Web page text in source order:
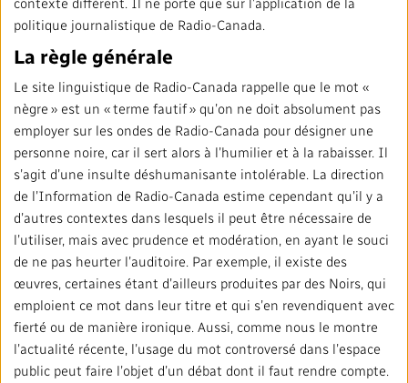
politique journalistique de Radio-Canada.
La règle générale
Le site linguistique de Radio-Canada rappelle que le mot «
nègre » est un « terme fautif » qu’on ne doit absolument pas
employer sur les ondes de Radio-Canada pour désigner une
personne noire, car il sert alors à l’humilier et à la rabaisser. Il
s’agit d’une insulte déshumanisante intolérable. La direction
de l’Information de Radio-Canada estime cependant qu’il y a
d’autres contextes dans lesquels il peut être nécessaire de
l’utiliser, mais avec prudence et modération, en ayant le souci
de ne pas heurter l’auditoire. Par exemple, il existe des
œuvres, certaines étant d’ailleurs produites par des Noirs, qui
emploient ce mot dans leur titre et qui s’en revendiquent avec
fierté ou de manière ironique. Aussi, comme nous le montre
l’actualité récente, l’usage du mot controversé dans l’espace
public peut faire l’objet d’un débat dont il faut rendre compte.